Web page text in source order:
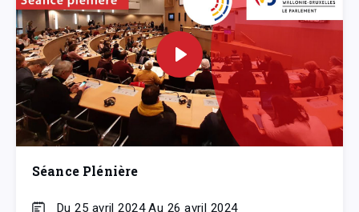
Séance Plénière
Du 25 avril 2024 Au 26 avril 2024